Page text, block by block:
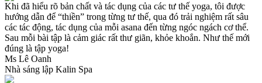
Khi đã hiểu rõ bản chất và tác dụng của các tư thế yoga, tôi được
hướng dẫn để “thiền” trong từng tư thế, qua đó trải nghiệm rất sâu
các tác động, tác dụng của mỗi asana đến từng ngóc ngách cơ thể.
Sau mỗi bài tập là cảm giác rất thư giãn, khỏe khoắn. Như thế mới
đúng là tập yoga!
Ms Lê Oanh
Nhà sáng lập Kalin Spa